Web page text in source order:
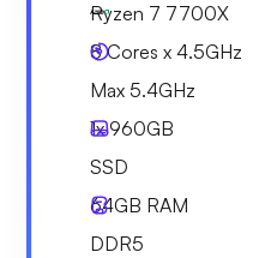
Ryzen 7 7700X
8 Cores x 4.5GHz
Max 5.4GHz
1x960GB
SSD
64GB RAM
DDR5